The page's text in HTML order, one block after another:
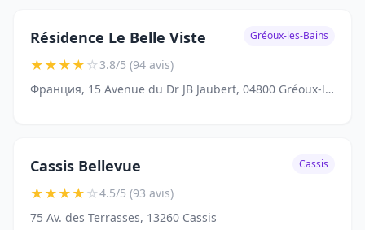
Résidence Le Belle Viste Gréoux-les-Bains
★★★★☆3.8/5 (94 avis)
Франция, 15 Avenue du Dr JB Jaubert, 04800 Gréoux-les-Bains
Cassis Bellevue Cassis
★★★★☆4.5/5 (93 avis)
75 Av. des Terrasses, 13260 Cassis